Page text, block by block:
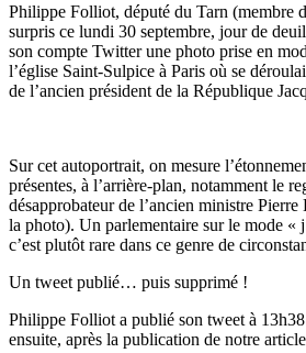
Philippe Folliot, député du Tarn (membre
surpris ce lundi 30 septembre, jour de
son compte Twitter une photo prise en
l’église Saint-Sulpice à Paris où se
de l’ancien président de la République
Sur cet autoportrait, on mesure
présentes, à l’arrière-plan, notamment le
désapprobateur de l’ancien ministre
la photo). Un parlementaire sur le mode «
c’est plutôt rare dans ce genre de
Un tweet publié… puis supprimé !
Philippe Folliot a publié son tweet à
ensuite, après la publication de notre